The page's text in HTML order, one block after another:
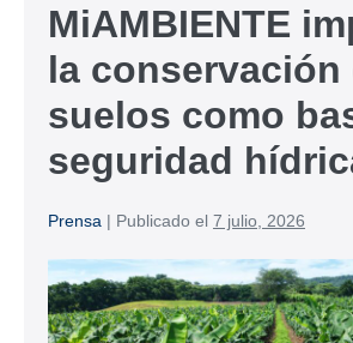
MiAMBIENTE
la conservación
suelos como
seguridad
Prensa | Publicado el 7 julio, 2026